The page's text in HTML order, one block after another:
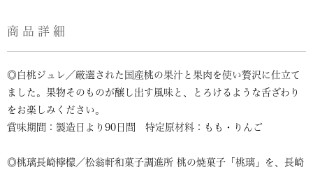
商品詳細
◎白桃ジュレ／厳選された国産桃の果汁と果肉を使い贅沢に仕立て
ました。果物そのものが醸し出す風味と、とろけるような舌ざわり
をお楽しみください。
賞味期間：製造日より90日間 特定原材料：もも・りんご
◎桃璃長崎檸檬／松翁軒和菓子調進所 桃の焼菓子「桃璃」を、長崎